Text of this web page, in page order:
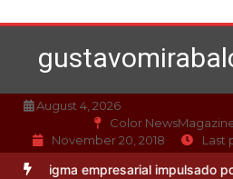
to
content
August 4, 2026
Color
November 20, 2018
Last
empresarial impulsado por Mirabal y